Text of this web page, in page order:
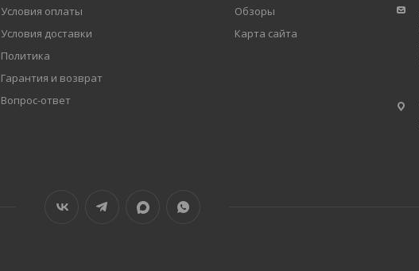
Условия оплаты
Условия доставки
Политика
Гарантия и возврат
Вопрос-ответ
Обзоры
Карта сайта